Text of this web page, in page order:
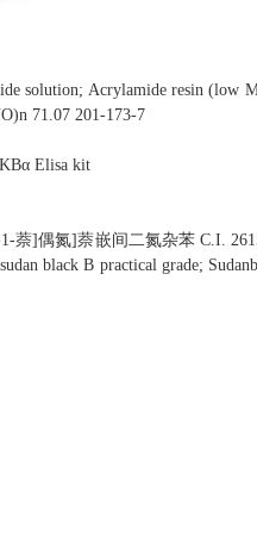
solution; Acrylamide resin (low
71.07 201-173-7
Elisa kit
萘]偶氮]萘嵌间二氮杂苯 C.I.
black B practical grade;